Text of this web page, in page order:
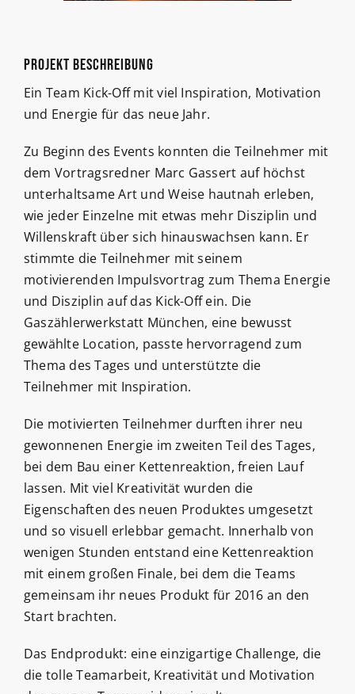
Projekt Beschreibung
Ein Team Kick-Off mit viel Inspiration, Motivation
und Energie für das neue Jahr.
Zu Beginn des Events konnten die Teilnehmer mit
dem Vortragsredner Marc Gassert auf höchst
unterhaltsame Art und Weise hautnah erleben,
wie jeder Einzelne mit etwas mehr Disziplin und
Willenskraft über sich hinauswachsen kann. Er
stimmte die Teilnehmer mit seinem
motivierenden Impulsvortrag zum Thema Energie
und Disziplin auf das Kick-Off ein. Die
Gaszählerwerkstatt München, eine bewusst
gewählte Location, passte hervorragend zum
Thema des Tages und unterstützte die
Teilnehmer mit Inspiration.
Die motivierten Teilnehmer durften ihrer neu
gewonnenen Energie im zweiten Teil des Tages,
bei dem Bau einer Kettenreaktion, freien Lauf
lassen. Mit viel Kreativität wurden die
Eigenschaften des neuen Produktes umgesetzt
und so visuell erlebbar gemacht. Innerhalb von
wenigen Stunden entstand eine Kettenreaktion
mit einem großen Finale, bei dem die Teams
gemeinsam ihr neues Produkt für 2016 an den
Start brachten.
Das Endprodukt: eine einzigartige Challenge, die
die tolle Teamarbeit, Kreativität und Motivation